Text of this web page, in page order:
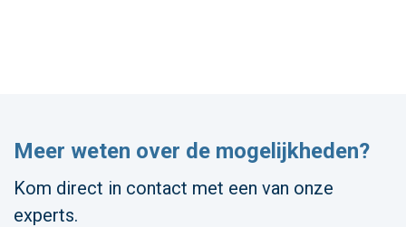
Meer weten over de mogelijkheden?
Kom direct in contact met een van onze
experts.